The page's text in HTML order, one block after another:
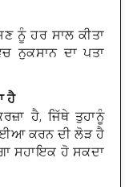
ਨੂੰ ਹਰ ਸਾਲ ਕੀਤਾ
ਨੁਕਸਾਨ ਦਾ ਪਤਾ
ਹੈ
ਹੈ, ਜਿੱਥੇ ਤੁਹਾਨੂੰ
ਕਰਨ ਦੀ ਲੋੜ ਹੈ
ਸਹਾਇਕ ਹੋ ਸਕਦਾ